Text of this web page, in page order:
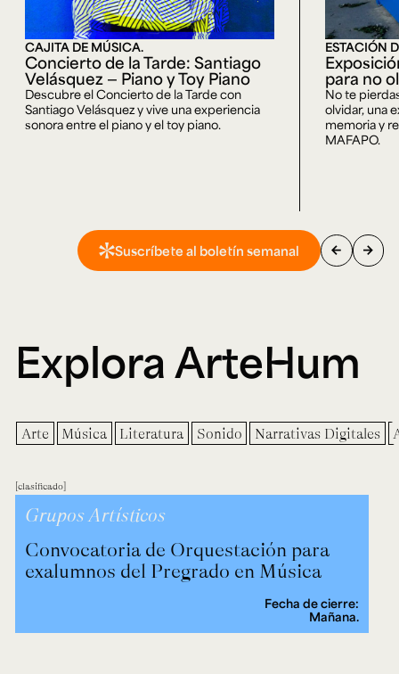
CAJITA DE MÚSICA.
Concierto de la Tarde: Santiago
Velásquez — Piano y Toy Piano
Descubre el Concierto de la Tarde con
Santiago Velásquez y vive una experiencia
sonora entre el piano y el toy piano.
ESTACIÓN
para no
No te
olvidar, una
memoria y
MAFAPO.
Suscríbete al boletín semanal arrow_back arrow_forward
Explora ArteHum
Arte Música Literatura Sonido Narrativas Digitales
clasificado
Grupos Artísticos
Convocatoria de Orquestación para
exalumnos del Pregrado en Música
Fecha de cierre:
Mañana.